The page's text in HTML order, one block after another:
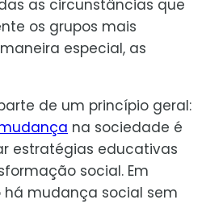
as circunstâncias que
os grupos mais
especial, as
de um princípio geral:
na sociedade é
estratégias educativas
social. Em
há mudança social sem